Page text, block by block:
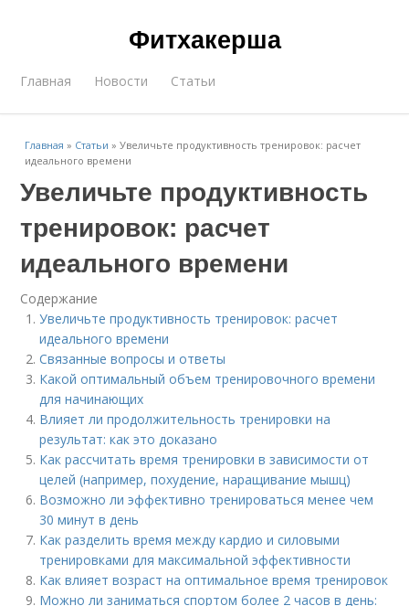
Фитхакерша
Главная Новости Статьи
Главная » Статьи »Увеличьте продуктивность тренировок: расчет
идеального времени
Увеличьте продуктивность
тренировок: расчет
идеального времени
Содержание
Увеличьте продуктивность тренировок: расчет
идеального времени
Связанные вопросы и ответы
Какой оптимальный объем тренировочного времени
для начинающих
Влияет ли продолжительность тренировки на
результат: как это доказано
Как рассчитать время тренировки в зависимости от
целей (например, похудение, наращивание мышц)
Возможно ли эффективно тренироваться менее чем
30 минут в день
Как разделить время между кардио и силовыми
тренировками для максимальной эффективности
Как влияет возраст на оптимальное время тренировок
Можно ли заниматься спортом более 2 часов в день: